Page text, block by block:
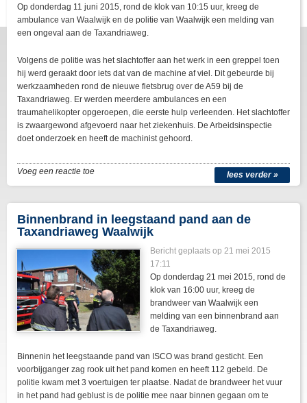
Op donderdag 11 juni 2015, rond de klok van 10:15 uur, kreeg de
ambulance van Waalwijk en de politie van Waalwijk een melding van
een ongeval aan de Taxandriaweg.
Volgens de politie was het slachtoffer aan het werk in een greppel toen
hij werd geraakt door iets dat van de machine af viel. Dit gebeurde bij
werkzaamheden rond de nieuwe fietsbrug over de A59 bij de
Taxandriaweg. Er werden meerdere ambulances en een
traumahelikopter opgeroepen, die eerste hulp verleenden. Het slachtoffer
is zwaargewond afgevoerd naar het ziekenhuis. De Arbeidsinspectie
doet onderzoek en heeft de machinist gehoord.
lees verder »
Voeg een reactie toe
Binnenbrand in leegstaand pand aan de
Taxandriaweg Waalwijk
Bericht geplaats op 21 mei 2015
17:11
Op donderdag 21 mei 2015, rond de
klok van 16:00 uur, kreeg de
brandweer van Waalwijk een
melding van een binnenbrand aan
de Taxandriaweg.
Binnenin het leegstaande pand van ISCO was brand gesticht. Een
voorbijganger zag rook uit het pand komen en heeft 112 gebeld. De
politie kwam met 3 voertuigen ter plaatse. Nadat de brandweer het vuur
in het pand had geblust is de politie mee naar binnen gegaan om te